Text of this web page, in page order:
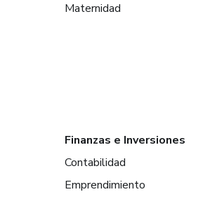
Maternidad
Finanzas e Inversiones
Contabilidad
Emprendimiento